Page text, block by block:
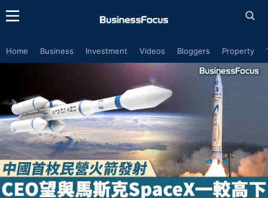
Home Business Investment Videos Bloggers Property